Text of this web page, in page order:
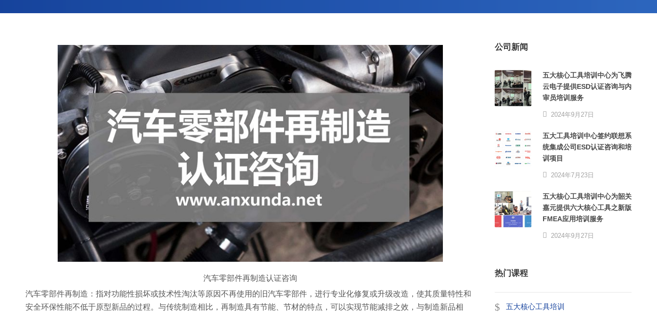
汽车零部件再制造认证咨询
汽车零部件再制造：指对功能性损坏或技术性淘汰等原因不再使用的旧汽车零部件，进行专业化修复或升级改造，使其质量特性和
安全环保性能不低于原型新品的过程。与传统制造相比，再制造具有节能、节材的特点，可以实现节能减排之效，与制造新品相
公司新闻
五大核心工具培训中心为飞腾
云电子提供ESD认证咨询与内
审员培训服务
2024年9月27日
五大工具培训中心签约联想系
统集成公司ESD认证咨询和培
训项目
2024年7月23日
五大核心工具培训中心为韶关
嘉元提供六大核心工具之新版
FMEA应用培训服务
2024年9月27日
热门课程
五大核心工具培训